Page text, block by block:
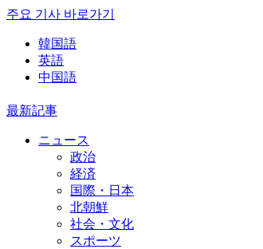
주요 기사 바로가기
韓国語
英語
中国語
最新記事
ニュース
政治
経済
国際・日本
北朝鮮
社会・文化
スポーツ